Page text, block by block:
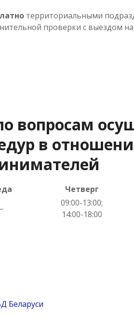
территориальными
проверки с выездом
вопросам
в
Четверг
09:00-13:00;
14:00-18:00
Беларуси